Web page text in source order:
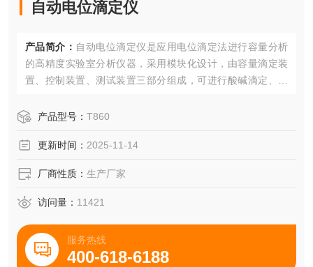
自动电位滴定仪
产品简介： 自动电位滴定仪是应用电位滴定法进行容量分析
的高精度实验室分析仪器，采用模块化设计，由容量滴定装
置、控制装置、测试装置三部分组成，可进行酸碱滴定、氧
产品型号： T860
更新时间： 2025-11-14
厂商性质： 生产厂家
访问量： 11421
服务热线
400-618-6188